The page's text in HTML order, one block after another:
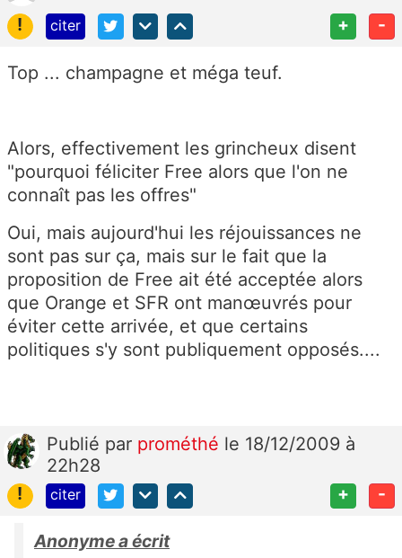
!
citer + -
Top ... champagne et méga teuf.
Alors, effectivement les grincheux disent
"pourquoi féliciter Free alors que l'on ne
connaît pas les offres"
Oui, mais aujourd'hui les réjouissances ne
sont pas sur ça, mais sur le fait que la
proposition de Free ait été acceptée alors
que Orange et SFR ont manœuvrés pour
éviter cette arrivée, et que certains
politiques s'y sont publiquement opposés....
Publié par prométhé le 18/12/2009 à
22h28
!
citer + -
Anonyme a écrit